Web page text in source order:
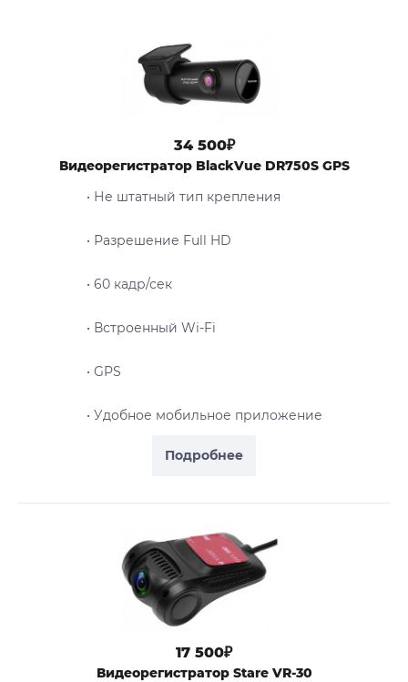
Подробнее
34 500₽
Видеорегистратор BlackVue DR750S GPS
• Не штатный тип крепления
• Разрешение Full HD
• 60 кадр/сек
• Встроенный Wi-Fi
• GPS
• Удобное мобильное приложение
17 500₽
Видеорегистратор Stare VR-30